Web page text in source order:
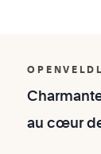
aucœur